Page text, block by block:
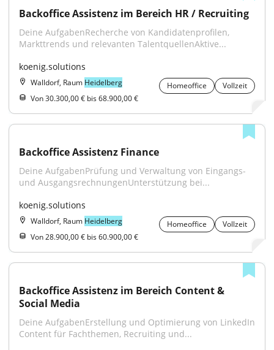
Backoffice Assistenz im Bereich HR / Recruiting
Deine AufgabenRecherche von Kandidatenprofilen,
Markttrends und relevanten TalentquellenAktive...
koenig.solutions
Walldorf, Raum Heidelberg Homeoffice
Vollzeit
Von 30.300,00 € bis 68.900,00 €
Backoffice Assistenz Finance
Deine AufgabenPrüfung und Verwaltung von Eingangs-
und AusgangsrechnungenUnterstützung bei...
koenig.solutions
Walldorf, Raum Heidelberg Homeoffice
Vollzeit
Von 28.900,00 € bis 60.900,00 €
Backoffice Assistenz im Bereich Content &
Social Media
Deine AufgabenErstellung und Optimierung von LinkedIn
Content für Fachthemen, Recruiting und...